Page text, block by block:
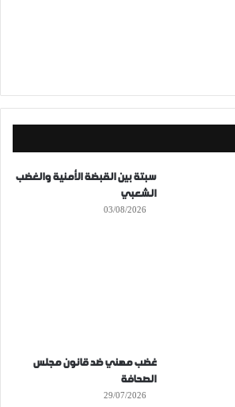
سبتة بين القبضة الأمنية والغضب
الشعبي
03/08/2026
غضب مهني ضد قانون مجلس
الصحافة
29/07/2026